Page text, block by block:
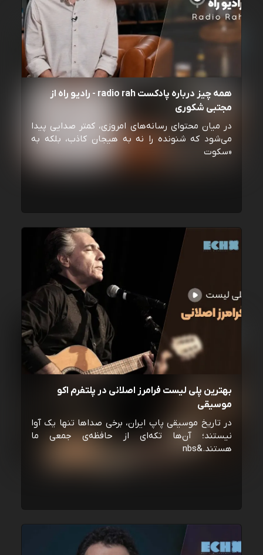
همه چیز درباره پادکست radio rah - رادیو راه از
مجتبی شکوری
در میان محتوای رسانه‌های امروزی، کمتر صدایی پیدا
می‌شود که شنونده را نه به هیجان کاذب، بلکه به
«سکوت
بهترین پلی لیست فرامرز اصلانی در پلتفرم اکو
موسیقی
در تاریخ موسیقی پاپ ایران، برخی صداها تنها یک آوا
نیستند؛ آن‌ها تکه‌ای از حافظه‌ی جمعی ما
هستند.&nbs